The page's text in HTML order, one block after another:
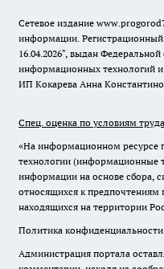
Сетевое издание
информации.
16.04.2026", выдан
информационных технологий
ИП Кокарева Анна
Спец. оценка по условиям труда
«На информационном ресурсе
технологии (информационные
информации на основе сбора,
относящихся к предпочтениям
находящихся на территории
Политика
Администрация портала